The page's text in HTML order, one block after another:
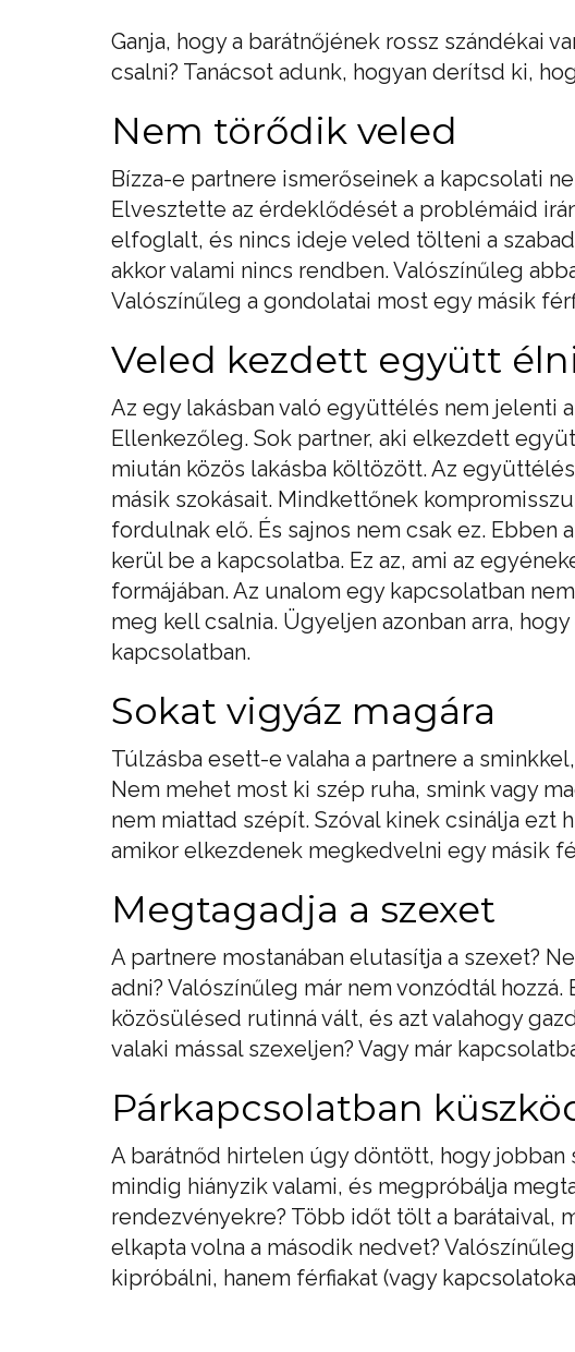
Ganja, hogy a barátnőjének rossz szándékai
csalni? Tanácsot adunk, hogyan derítsd ki,
Nem törődik veled
Bízza-e partnere ismerőseinek a kapcsolati
Elvesztette az érdeklődését a problémáid
elfoglalt, és nincs ideje veled tölteni a
akkor valami nincs rendben. Valószínűleg
Valószínűleg a gondolatai most egy másik
Veled kezdett együtt
Az egy lakásban való együttélés nem jelenti
Ellenkezőleg. Sok partner, aki elkezdett
miután közös lakásba költözött. Az
másik szokásait. Mindkettőnek
fordulnak elő. És sajnos nem csak ez. Ebben
kerül be a kapcsolatba. Ez az, ami az
formájában. Az unalom egy kapcsolatban
meg kell csalnia. Ügyeljen azonban arra,
kapcsolatban.
Sokat vigyáz magára
Túlzásba esett-e valaha a partnere a
Nem mehet most ki szép ruha, smink vagy
nem miattad szépít. Szóval kinek csinálja ezt
amikor elkezdenek megkedvelni egy másik
Megtagadja a szexet
A partnere mostanában elutasítja a szexet?
adni? Valószínűleg már nem vonzódtál
közösülésed rutinná vált, és azt valahogy
valaki mással szexeljen? Vagy már
Párkapcsolatban
A barátnőd hirtelen úgy döntött, hogy jobban
mindig hiányzik valami, és megpróbálja
rendezvényekre? Több időt tölt a barátaival,
elkapta volna a második nedvet?
kipróbálni, hanem férfiakat (vagy